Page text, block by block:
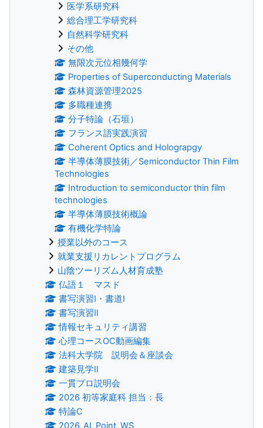
医学系研究科
総合理工学研究科
自然科学研究科
その他
無限次元位相幾何学
Properties of Superconducting Materials
森林資源管理2025
多職種連携
分子特論（石垣）
フランス語実践演習
Coherent Optics and Holograpgy
半導体薄膜技術／Semiconductor Thin Film
Technologies
Introduction to semiconductor thin film
technologies
半導体薄膜技術概論
有機化学特論
授業以外のコース
就業支援リカレントプログラム
山陰ツーリズム人材育成塾
仏語１ マスド
書写演習Ⅰ・書道Ⅰ
書写演習Ⅱ
情報セキュリティ講習
心理コースOC動画編集
法科大学院 説明会＆座談会
建築見学Ⅱ
一貫プロ説明会
2026 初等家庭科 担当：長
特論C
2026_AI_Point_WS